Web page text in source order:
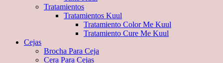
Tratamientos
Tratamientos Kuul
Tratamiento Color Me Kuul
Tratamiento Cure Me Kuul
Cejas
Brocha Para Ceja
Cera Para Cejas